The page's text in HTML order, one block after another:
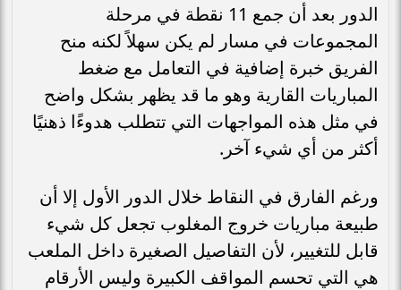
الدور بعد أن جمع 11 نقطة في مرحلة
المجموعات في مسار لم يكن سهلاً لكنه منح
الفريق خبرة إضافية في التعامل مع ضغط
المباريات القارية وهو ما قد يظهر بشكل واضح
في مثل هذه المواجهات التي تتطلب هدوءًا ذهنيًا
أكثر من أي شيء آخر.
ورغم الفارق في النقاط خلال الدور الأول إلا أن
طبيعة مباريات خروج المغلوب تجعل كل شيء
قابل للتغيير، لأن التفاصيل الصغيرة داخل الملعب
هي التي تحسم المواقف الكبيرة وليس الأرقام